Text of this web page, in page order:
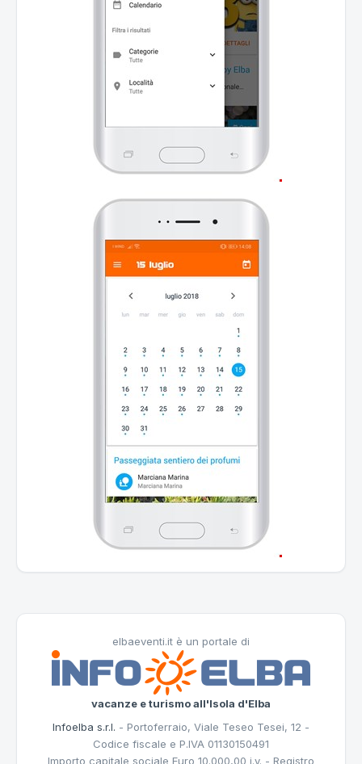
elbaeventi.it è un portale di
vacanze e turismo all'Isola d'Elba
Infoelba s.r.l. - Portoferraio, Viale Teseo Tesei, 12 -
Codice fiscale e P.IVA 01130150491
Importo capitale sociale Euro 10.000,00 i.v. - Registro